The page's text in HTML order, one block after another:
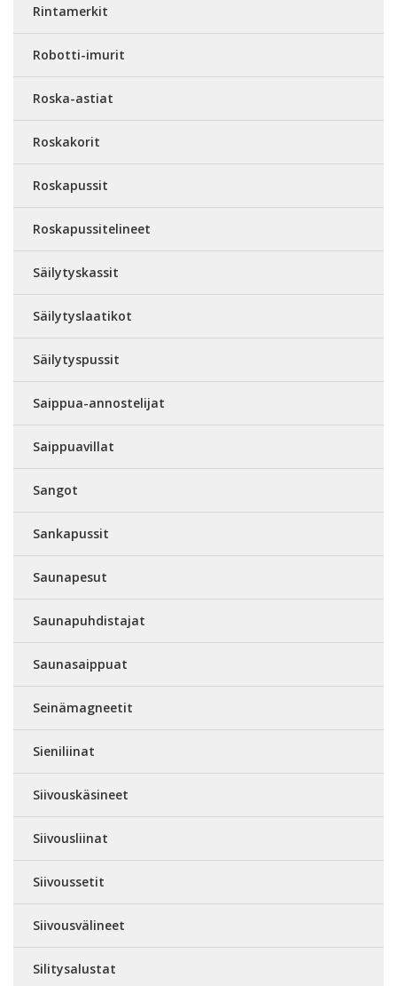
Rintamerkit
Robotti-imurit
Roska-astiat
Roskakorit
Roskapussit
Roskapussitelineet
Säilytyskassit
Säilytyslaatikot
Säilytyspussit
Saippua-annostelijat
Saippuavillat
Sangot
Sankapussit
Saunapesut
Saunapuhdistajat
Saunasaippuat
Seinämagneetit
Sieniliinat
Siivouskäsineet
Siivousliinat
Siivoussetit
Siivousvälineet
Silitysalustat